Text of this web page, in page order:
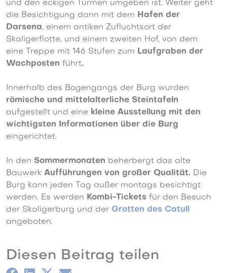
und den eckigen Türmen umgeben ist. Weiter geht
die Besichtigung dann mit dem Hafen der
Darsena, einem antiken Zufluchtsort der
Skaligerflotte, und einem zweiten Hof, von dem
eine Treppe mit 146 Stufen zum
Laufgraben der
Wachposten führt.
Innerhalb des Bogengangs der Burg wurden
römische und mittelalterliche Steintafeln
aufgestellt und eine kleine Ausstellung mit den
wichtigsten Informationen über die Burg
eingerichtet.
In den Sommermonaten beherbergt das alte
Bauwerk Aufführungen von großer Qualität. Die
Burg kann jeden Tag außer montags besichtigt
werden. Es werden Kombi-Tickets für den Besuch
der Skaligerburg und der Grotten des Catull
angeboten.
Diesen Beitrag teilen